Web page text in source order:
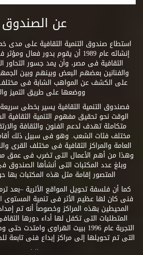
عن الصندوق
استطاع صندوق التنمية الثقافية على مدى
إنشائه عام 1989 أن يقوم بدور
الثقافية فى مصر، وأن يمد جسور التحاور
والفنانين بعضهم البعض وبينهم وبين
على الكشف عن المواهب الشابة فى
ووضعها على طريق التميز
فصندوق التنمية الثقافية يسير بخطى
الوقت نحو تحقيق مفهوم التنمية
متكاملة تهدف لدعم الفنون والثقافة
مختلف فئات الشعب. وهو فى سبيل ذلك أقام
العامة والمراكز الثقافية فى مختلف القرى
وهذا من أهم الأعمال التى تضرب فى عمق
وبلغ عدد المكتبات التى أنشأها
المتصور إقامة مثل هذه المكتبات بها حوالى 90
كما أن فلسفة تحويل المواقع الأثرية –بعد
فنى كان لها عظيم الأثر فى تنمية المستوى
المحيطين بهذه المراكز وخصوصاً أنه تم
المتطلبات التى تكفل لها أداء دورها
التجربة عام 1996 ببيت الهراوى
.. .